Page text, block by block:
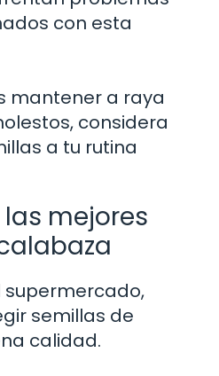
con esta
mantener a raya
considera
a tu rutina
mejores
supermercado,
semillas de
calidad.